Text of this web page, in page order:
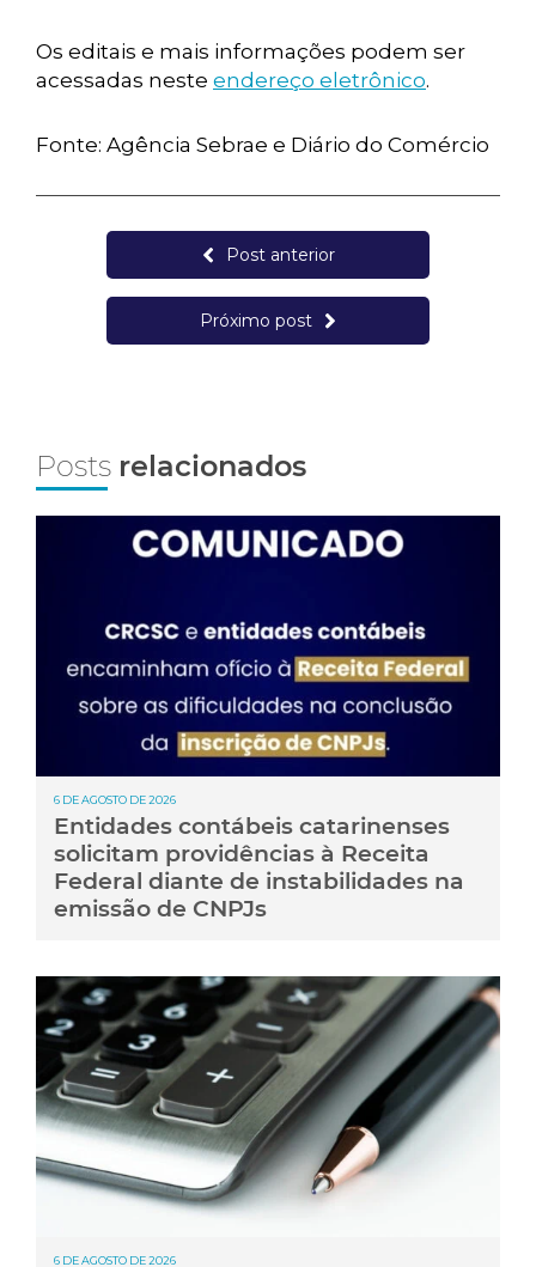
Os editais e mais informações podem ser
acessadas neste endereço eletrônico.
Fonte: Agência Sebrae e Diário do Comércio
Post anterior
Próximo post
Posts relacionados
6 DE AGOSTO DE 2026
Entidades contábeis catarinenses
solicitam providências à Receita
Federal diante de instabilidades na
emissão de CNPJs
6 DE AGOSTO DE 2026